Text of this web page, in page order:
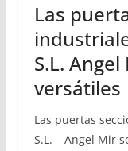
Las
S.L.
versátiles
Las puertas
S.L. – Angel Mir